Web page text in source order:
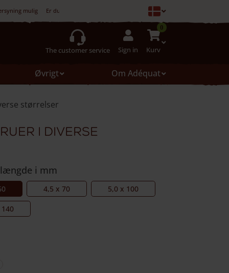
mulig Er du ikke tilfreds, er køb ikke forpligtet
The customer service Sign in
0
Kurv
Øvrigt Om Adéquat
størrelser
i diverse
i mm
4,5 x 70 5,0 x 100